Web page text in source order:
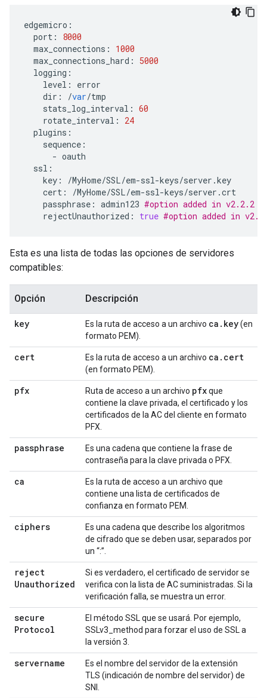
edgemicro :
port :
8000
max_connections :
1000
max_connections_hard :
5000
logging :
level :
error
dir : /var/tmp
stats_log_interval : 60
rotate_interval :
24
plugins :
sequence :
- oauth
ssl :
key : /MyHome/SSL/em-ssl-keys/server .key
cert : /MyHome/SSL/em-ssl-keys/server .crt
passphrase : admin123 #option added in v2.2.2
rejectUnauthorized : true #option added in
Esta es una lista de todas las opciones de servidores
compatibles:
Opción Descripción
key Es la ruta de acceso a un archivo ca . key(en
formato PEM).
cert Es la ruta de acceso a un archivo ca . cert
(en formato PEM).
pfx Ruta de acceso a un archivo pfxque
contiene la clave privada, el certificado y los
certificados de la AC del cliente en formato
PFX.
passphrase
Es una cadena que contiene la frase de
contraseña para la clave privada o PFX.
ca
Es la ruta de acceso a un archivo que
contiene una lista de certificados de
confianza en formato PEM.
ciphers
Es una cadena que describe los algoritmos
de cifrado que se deben usar, separados por
un “:”.
reject
Unauthorized
Si es verdadero, el certificado de servidor se
verifica con la lista de AC suministradas. Si la
verificación falla, se muestra un error.
secure
Protocol
El método SSL que se usará. Por ejemplo,
SSLv3_method para forzar el uso de SSL a
la versión 3.
servername
Es el nombre del servidor de la extensión
TLS (indicación de nombre del servidor) de
SNI.